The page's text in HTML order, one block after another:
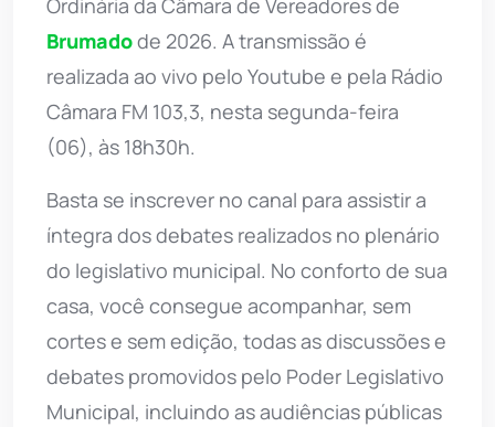
Ordinária da Câmara de Vereadores de
Brumadode 2026. A transmissão é
realizada ao vivo pelo Youtube e pela Rádio
Câmara FM 103,3, nesta segunda-feira
(06), às 18h30h.
Basta se inscrever no canal para assistir a
íntegra dos debates realizados no plenário
do legislativo municipal. No conforto de sua
casa, você consegue acompanhar, sem
cortes e sem edição, todas as discussões e
debates promovidos pelo Poder Legislativo
Municipal, incluindo as audiências públicas